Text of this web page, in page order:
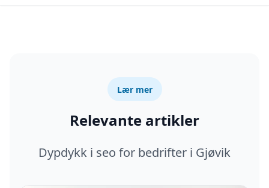
Lær mer
Relevante artikler
Dypdykk i seo for bedrifter i Gjøvik